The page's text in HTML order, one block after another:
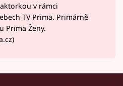
v rámci
TV Prima. Primárně
Prima Ženy.